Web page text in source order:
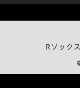
Rソックス